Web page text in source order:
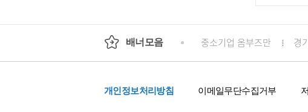
배너모음
경기도청 행정안전부 중소기업 옴부즈만 경
개인정보처리방침 이메일무단수집거부